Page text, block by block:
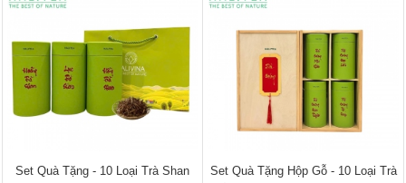
Set Quà Tặng - 10 Loại Trà Shan
Set Quà Tặng Hộp Gỗ - 10 Loại Trà